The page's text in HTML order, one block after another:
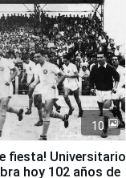
10
fiesta! Universitario
hoy 102 años de